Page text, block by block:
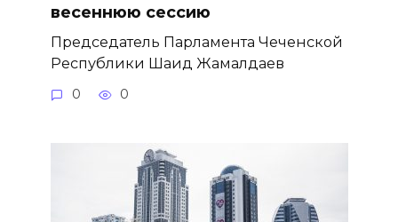
весеннюю сессию
Председатель Парламента Чеченской
Республики Шаид Жамалдаев
0 0